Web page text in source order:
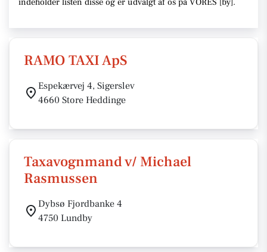
RAMO TAXI ApS
Espekærvej 4, Sigerslev
4660 Store Heddinge
Taxavognmand v/ Michael
Rasmussen
Dybsø Fjordbanke 4
4750 Lundby